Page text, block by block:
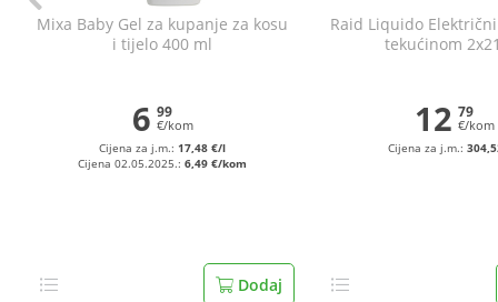
Mixa Baby Gel za kupanje za kosu
i tijelo 400 ml
6 99
€/kom
Cijena za j.m.:17,48 €/l
Cijena 02.05.2025.:6,49 €/kom
Dodaj
Raid Liquido
tekućinom
12 79
€/kom
Cijena za j.m.: